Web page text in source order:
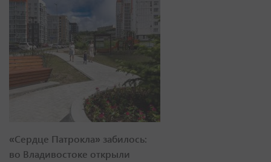
«Сердце Патрокла» забилось:
во Владивостоке открыли